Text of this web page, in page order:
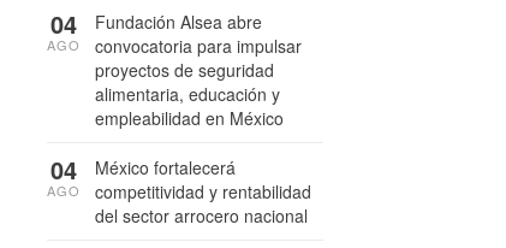
Fundación Alsea abre
convocatoria para impulsar
proyectos de seguridad
alimentaria, educación y
empleabilidad en México
04
AGO
México fortalecerá
competitividad y rentabilidad
del sector arrocero nacional
04
AGO